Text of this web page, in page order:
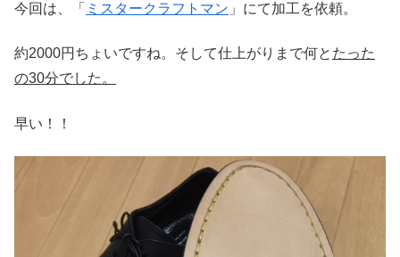
今回は、「 ミスタークラフトマン 」にて加工を依頼。
約2000円ちょいですね。そして仕上がりまで何と たった
の30分でした。
早い！！